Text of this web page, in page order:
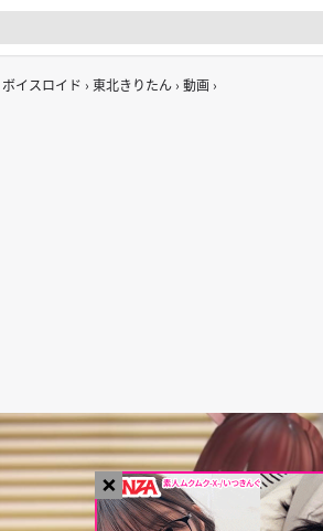
ボイスロイド 東北きりたん 動画
×